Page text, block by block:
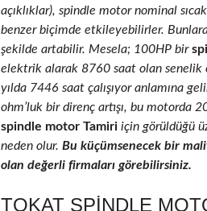
açıklıklar), spindle motor nominal
benzer biçimde etkileyebilirler.
şekilde artabilir. Mesela; 100HP bir
elektrik alarak 8760 saat olan senelik
yılda 7446 saat çalışıyor anlamına
ohm’luk bir direnç artışı, bu motorda
spindle motor Tamiri için görüldüğü
neden olur. Bu küçümsenecek bir
olan değerli firmaları görebilirsiniz.
TOKAT SPINDLE